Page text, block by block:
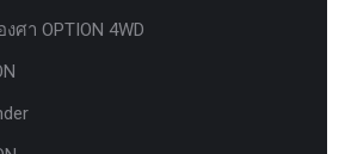
ศา OPTION 4WD